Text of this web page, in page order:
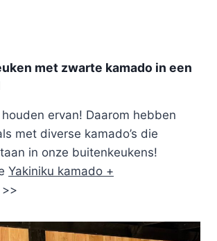
met zwarte kamado in een
ervan! Daarom hebben
met diverse kamado’s die
in onze buitenkeukens!
Yakiniku kamado +
>>